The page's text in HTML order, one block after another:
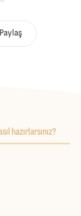
Paylaş
hazırlarsınız?